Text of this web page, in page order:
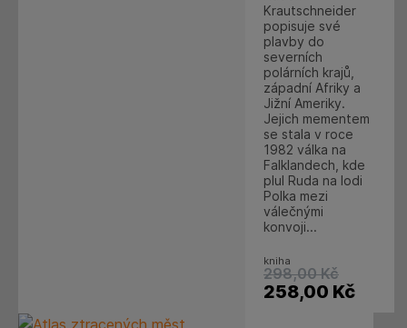
Krautschneider
popisuje své
plavby do
severních
polárních krajů,
západní Afriky a
Jižní Ameriky.
Jejich mementem
se stala v roce
1982 válka na
Falklandech, kde
plul Ruda na lodi
Polka mezi
válečnými
konvoji...
kniha
298,00 Kč
258,00 Kč